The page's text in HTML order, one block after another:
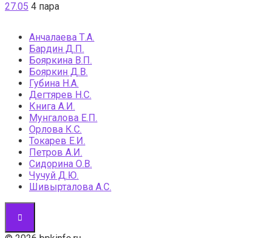
27.05 4 пара
Анчалаева Т.А.
Бардин Д.П.
Бояркина В.П.
Бояркин Д.В.
Губина Н.А.
Дегтярев Н.С.
Книга А.И.
Мунгалова Е.П.
Орлова К.С.
Токарев Е.И.
Петров А.И.
Сидорина О.В.
Чучуй Д.Ю.
Шивырталова А.С.